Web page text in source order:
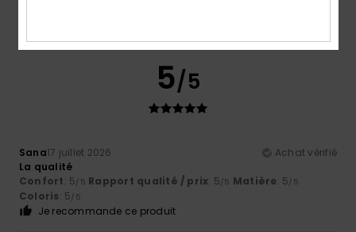
5/5
Sana17 juillet 2026
Achat vérifié
La qualité
Confort: 5/5 Rapport qualité / prix: 5/5 Matière: 5/5
Coloris: 5/5
Je recommande ce produit